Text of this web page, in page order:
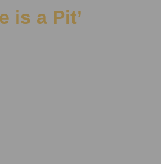
is a Pit’